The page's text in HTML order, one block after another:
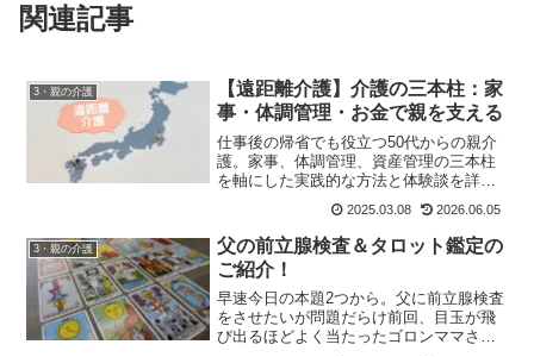
関連記事
3・親の介護
【遠距離介護】介護の三本柱：家
事・体調管理・お金で親を支える
仕事後の帰省でも役立つ50代からの親介
護。家事、体調管理、資産管理の三本柱
を軸にした実践的な方法と体験談を詳し
2025.03.08 2026.06.05
3・親の介護
父の前立腺検査＆タロット鑑定の
ご紹介！
早速今日の本題2つから。父に前立腺検査
をさせたいが問題だらけ前回、目玉が飛
び出るほどよく当たったゴロンママさん